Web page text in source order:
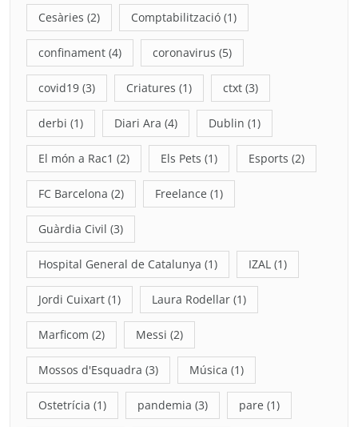
Cesàries (2) Comptabilització (1)
confinament (4) coronavirus (5)
covid19 (3) Criatures (1) ctxt (3)
derbi (1) Diari Ara (4) Dublin (1)
El món a Rac1 (2) Els Pets (1) Esports (2)
FC Barcelona (2) Freelance (1)
Guàrdia Civil (3)
Hospital General de Catalunya (1) IZAL (1)
Jordi Cuixart (1) Laura Rodellar (1)
Marficom (2) Messi (2)
Mossos d'Esquadra (3) Música (1)
Ostetrícia (1) pandemia (3) pare (1)